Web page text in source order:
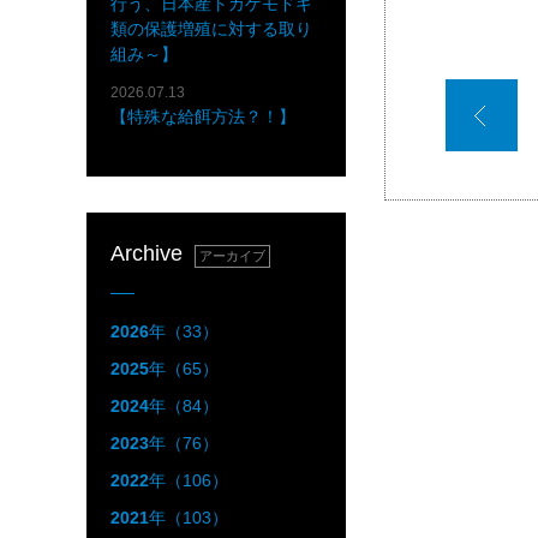
類の保護増殖に対する取り
組み～】
2026.07.13
【特殊な給餌方法？！】
Archive アーカイブ
2026年（33）
2025年（65）
2024年（84）
2023年（76）
2022年（106）
2021年（103）